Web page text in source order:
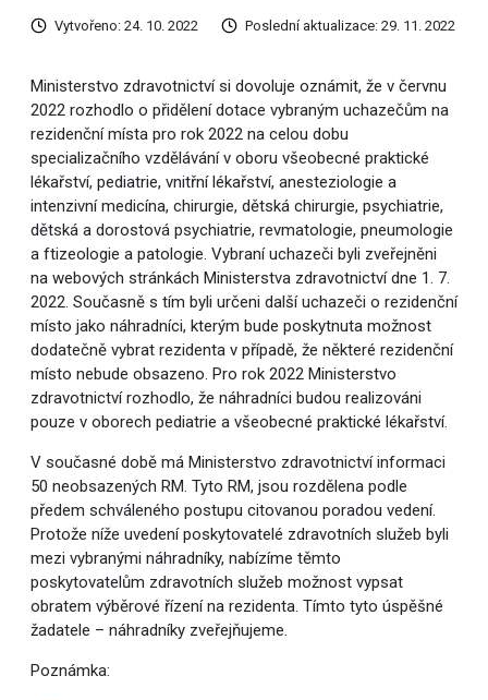
Vytvořeno: 24. 10. 2022 Poslední aktualizace: 29. 11. 2022
Ministerstvo zdravotnictví si dovoluje oznámit, že v červnu
2022 rozhodlo o přidělení dotace vybraným uchazečům na
rezidenční místa pro rok 2022 na celou dobu
specializačního vzdělávání v oboru všeobecné praktické
lékařství, pediatrie, vnitřní lékařství, anesteziologie a
intenzivní medicína, chirurgie, dětská chirurgie, psychiatrie,
dětská a dorostová psychiatrie, revmatologie, pneumologie
a ftizeologie a patologie. Vybraní uchazeči byli zveřejněni
na webových stránkách Ministerstva zdravotnictví dne 1. 7.
2022. Současně s tím byli určeni další uchazeči o rezidenční
místo jako náhradníci, kterým bude poskytnuta možnost
dodatečně vybrat rezidenta v případě, že některé rezidenční
místo nebude obsazeno. Pro rok 2022 Ministerstvo
zdravotnictví rozhodlo, že náhradníci budou realizováni
pouze v oborech pediatrie a všeobecné praktické lékařství.
V současné době má Ministerstvo zdravotnictví informaci
50 neobsazených RM. Tyto RM, jsou rozdělena podle
předem schváleného postupu citovanou poradou vedení.
Protože níže uvedení poskytovatelé zdravotních služeb byli
mezi vybranými náhradníky, nabízíme těmto
poskytovatelům zdravotních služeb možnost vypsat
obratem výběrové řízení na rezidenta. Tímto tyto úspěšné
žadatele – náhradníky zveřejňujeme.
Poznámka: